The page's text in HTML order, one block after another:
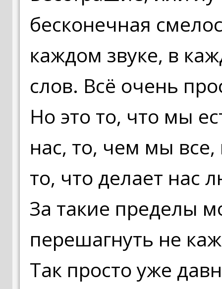
бесконечная
каждом звуке, в
слов. Всё очень
Но это то, что мы
нас, то, чем мы все,
то, что делает нас
За такие пределы
перешагнуть не
Так просто уже